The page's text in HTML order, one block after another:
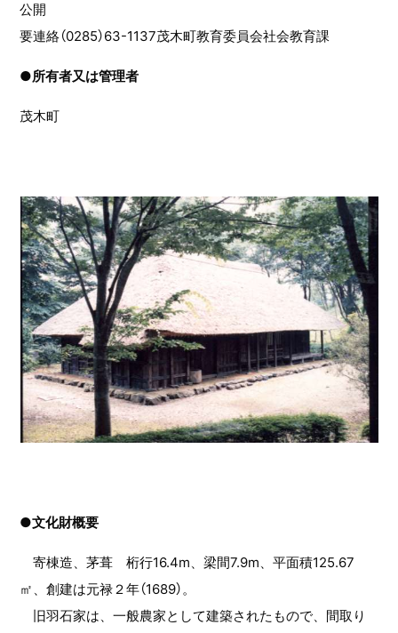
公開
要連絡（0285）63-1137茂木町教育委員会社会教育課
●所有者又は管理者
茂木町
●文化財概要
寄棟造、茅葺 桁行16.4m、梁間7.9m、平面積125.67
㎡、創建は元禄２年（1689）。
旧羽石家は、一般農家として建築されたもので、間取り